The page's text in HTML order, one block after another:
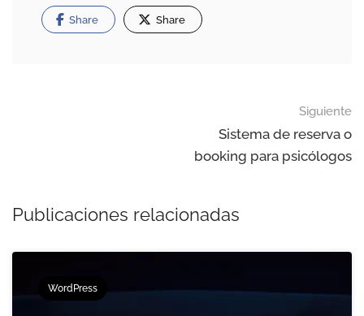
Share Share
Siguiente
Sistema de reserva o
booking para psicólogos
Publicaciones relacionadas
WordPress